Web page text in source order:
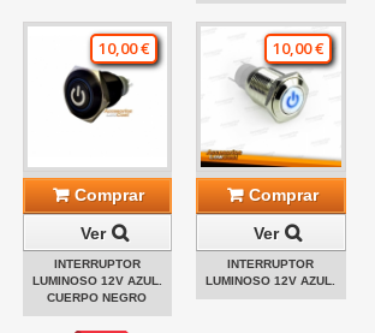
10,00 €
Comprar
Ver
INTERRUPTOR
LUMINOSO 12V AZUL.
CUERPO NEGRO
10,00 €
Comprar
Ver
INTERRUPTOR
LUMINOSO 12V AZUL.